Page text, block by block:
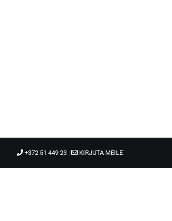
+372 51 449 23 | KIRJUTA MEILE